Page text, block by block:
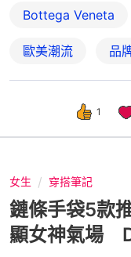
Bottega Veneta
歐美潮流 品
1
女生 穿搭筆記
鏈條手袋5款
顯女神氣場